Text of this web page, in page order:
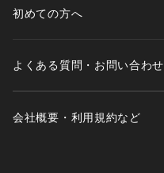
初めての方へ
よくある質問・お問い合わせ
会社概要・利用規約など